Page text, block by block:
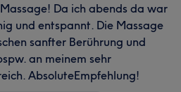
Da ich abends da war
und entspannt. Die Massage
sanfter Berührung und
an meinem sehr
AbsoluteEmpfehlung!